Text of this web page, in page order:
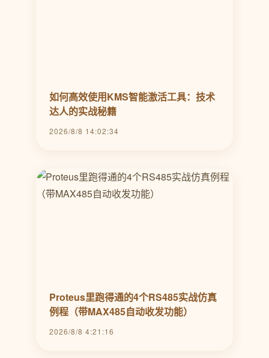
如何高效使用KMS智能激活工具：技术
达人的实战秘籍
2026/8/8 14:02:34
Proteus里跑得通的4个RS485实战仿真
例程（带MAX485自动收发功能）
2026/8/8 4:21:16